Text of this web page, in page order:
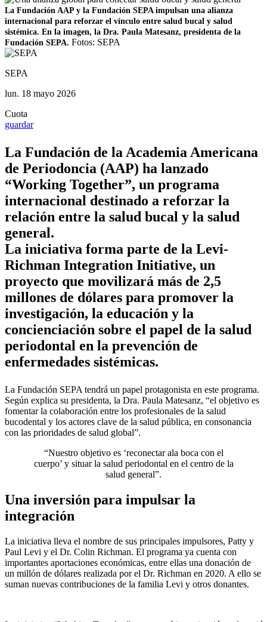
La Fundación AAP y la Fundación SEPA impulsan una alianza
internacional para reforzar el vínculo entre salud bucal y salud
sistémica. En la imagen, la Dra. Paula Matesanz, presidenta de la
Fundación SEPA. Fotos: SEPA
SEPA
lun. 18 mayo 2026
Cuota
guardar
La Fundación de la Academia Americana
de Periodoncia (AAP) ha lanzado
“Working Together”, un programa
internacional destinado a reforzar la
relación entre la salud bucal y la salud
general.
La iniciativa forma parte de la Levi-
Richman Integration Initiative, un
proyecto que movilizará más de 2,5
millones de dólares para promover la
investigación, la educación y la
concienciación sobre el papel de la salud
periodontal en la prevención de
enfermedades sistémicas.
La Fundación SEPA tendrá un papel protagonista en este programa.
Según explica su presidenta, la Dra. Paula Matesanz, “el objetivo es
fomentar la colaboración entre los profesionales de la salud
bucodental y los actores clave de la salud pública, en consonancia
con las prioridades de salud global”.
“Nuestro objetivo es ‘reconectar ala boca con el
cuerpo’ y situar la salud periodontal en el centro de la
salud general”.
Una inversión para impulsar la
integración
La iniciativa lleva el nombre de sus principales impulsores, Patty y
Paul Levi y el Dr. Colin Richman. El programa ya cuenta con
importantes aportaciones económicas, entre ellas una donación de
un millón de dólares realizada por el Dr. Richman en 2020. A ello se
suman nuevas contribuciones de la familia Levi y otros donantes.